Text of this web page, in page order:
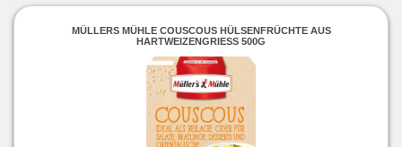
MÜLLERS MÜHLE COUSCOUS HÜLSENFRÜCHTE AUS
HARTWEIZENGRIESS 500G